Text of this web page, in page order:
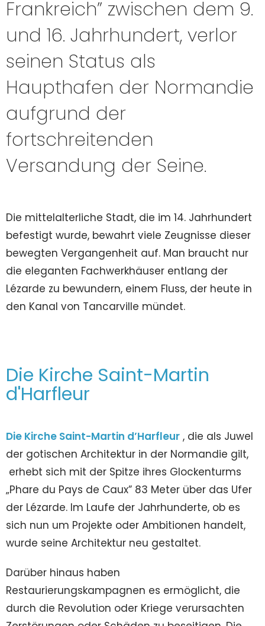
Frankreich” zwischen dem 9.
und 16. Jahrhundert, verlor
seinen Status als
Haupthafen der Normandie
aufgrund der
fortschreitenden
Versandung der Seine.
Die mittelalterliche Stadt, die im 14. Jahrhundert
befestigt wurde, bewahrt viele Zeugnisse dieser
bewegten Vergangenheit auf. Man braucht nur
die eleganten Fachwerkhäuser entlang der
Lézarde zu bewundern, einem Fluss, der heute in
den Kanal von Tancarville mündet.
Die Kirche Saint-Martin
d'Harfleur
Die Kirche Saint-Martin d’Harfleur , die als Juwel
der gotischen Architektur in der Normandie gilt,
erhebt sich mit der Spitze ihres Glockenturms
„Phare du Pays de Caux” 83 Meter über das Ufer
der Lézarde. Im Laufe der Jahrhunderte, ob es
sich nun um Projekte oder Ambitionen handelt,
wurde seine Architektur neu gestaltet.
Darüber hinaus haben
Restaurierungskampagnen es ermöglicht, die
durch die Revolution oder Kriege verursachten